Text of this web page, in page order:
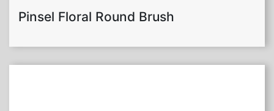
Pinsel Floral Round Brush